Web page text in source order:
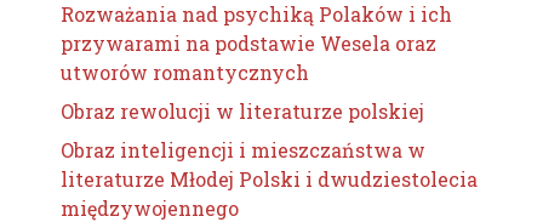
Rozważania nad psychiką Polaków i ich
przywarami na podstawie Wesela oraz
utworów romantycznych
Obraz rewolucji w literaturze polskiej
Obraz inteligencji i mieszczaństwa w
literaturze Młodej Polski i dwudziestolecia
międzywojennego